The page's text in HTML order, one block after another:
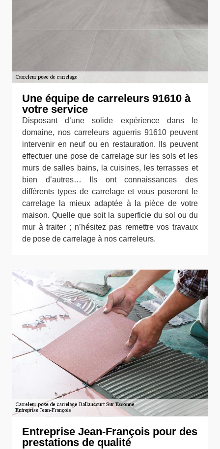
Une équipe de carreleurs 91610 à
votre service
Disposant d’une solide expérience dans le
domaine, nos carreleurs aguerris 91610 peuvent
intervenir en neuf ou en restauration. Ils peuvent
effectuer une pose de carrelage sur les sols et les
murs de salles bains, la cuisines, les terrasses et
bien d’autres… Ils ont connaissances des
différents types de carrelage et vous poseront le
carrelage la mieux adaptée à la pièce de votre
maison. Quelle que soit la superficie du sol ou du
mur à traiter ; n’hésitez pas remettre vos travaux
de pose de carrelage à nos carreleurs.
Entreprise Jean-François pour des
prestations de qualité